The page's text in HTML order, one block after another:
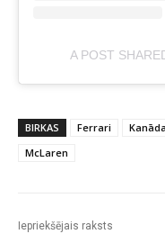
A POST
BIRKAS Ferrari
McLaren
Iepriekšējais raksts